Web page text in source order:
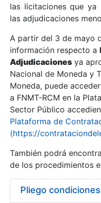
Mostrar/Ocultar
Mostrar/Ocultar
las licitaciones que ya
las adjudicaciones
A partir del 3 de mayo
información respecto a
Adjudicaciones ya
Nacional de Moneda y
Moneda, puede
a FNMT-RCM en la
Sector Público
Plataforma de
(https://
También podrá
de los procedimientos